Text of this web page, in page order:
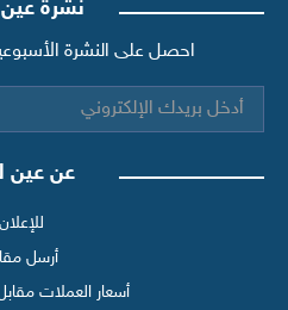
نشرة عين
احصل على النشرة
عن عين
للإعلان
أرسل
أسعار العملات مقابل